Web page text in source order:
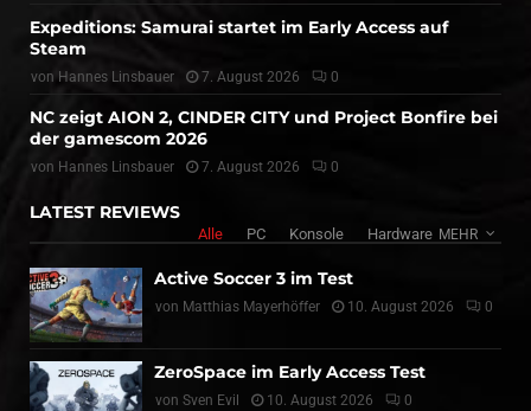
Expeditions: Samurai startet im Early Access auf
Steam
von Hannes Linsbauer 7. August 2026 0
NC zeigt AION 2, CINDER CITY und Project Bonfire bei
der gamescom 2026
von Hannes Linsbauer 7. August 2026 0
LATEST REVIEWS
Alle PC Konsole Hardware MEHR
Active Soccer 3 im Test
von Matthias Mayerhöffer 10. August 2026 0
ZeroSpace im Early Access Test
von Sven Evil 10. August 2026 0